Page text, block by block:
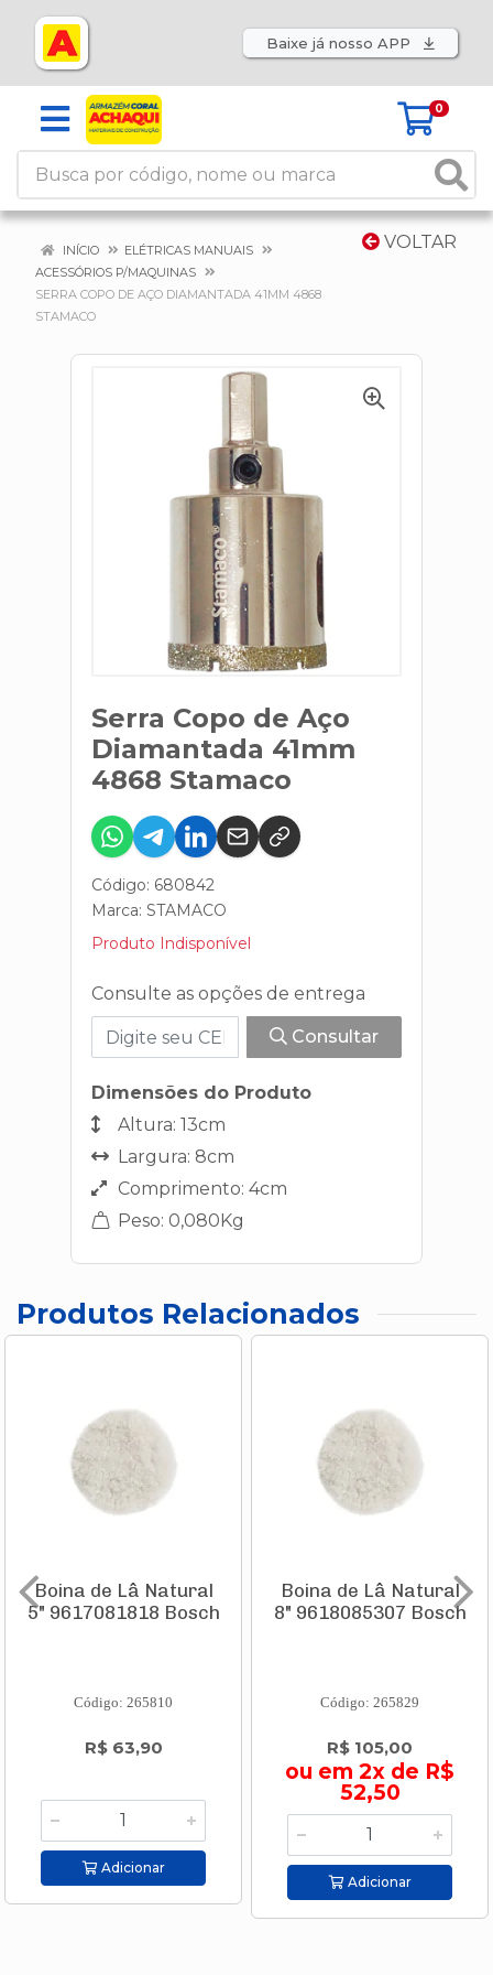
Baixe já nosso APP
0
VOLTAR
INÍCIO
ELÉTRICAS MANUAIS
ACESSÓRIOS P/MAQUINAS
SERRA COPO DE AÇO DIAMANTADA 41MM 4868
STAMACO
Serra Copo de Aço
Diamantada 41mm
4868 Stamaco
Código: 680842
Marca: STAMACO
Produto Indisponível
Consulte as opções de entrega
Consultar
Dimensões do Produto
Altura: 13cm
Largura: 8cm
Comprimento: 4cm
Peso: 0,080Kg
Produtos Relacionados
Boina de Lâ Natural
5" 9617081818 Bosch
Código: 265810
R$ 63,90
Adicionar
Boina de Lâ Natural
8" 9618085307 Bosch
Código: 265829
R$ 105,00
ou em 2x de R$
52,50
Adicionar